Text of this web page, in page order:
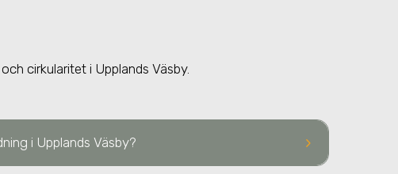
cirkularitet i Upplands Väsby.
keyboard_arrow_right
i Upplands Väsby?